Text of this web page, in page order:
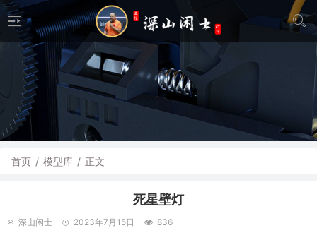
首页 / 模型库 / 正文
死星壁灯
深山闲士 2023年7月15日 836